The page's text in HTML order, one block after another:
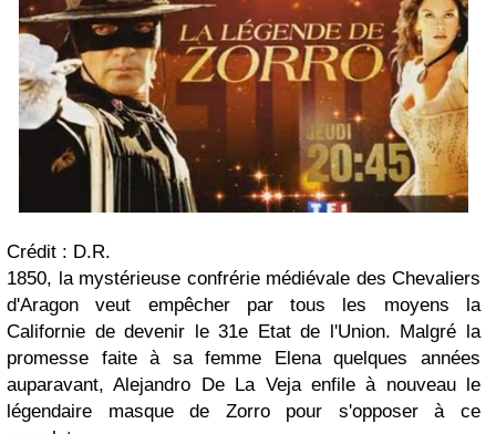
Crédit : D.R.
1850, la mystérieuse confrérie médiévale des Chevaliers
d'Aragon veut empêcher par tous les moyens la
Californie de devenir le 31e Etat de l'Union. Malgré la
promesse faite à sa femme Elena quelques années
auparavant, Alejandro De La Veja enfile à nouveau le
légendaire masque de Zorro pour s'opposer à ce